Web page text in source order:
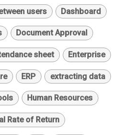
users Dashboard
Document Approval
sheet Enterprise
ERP extracting data
Human Resources
Rate of Return